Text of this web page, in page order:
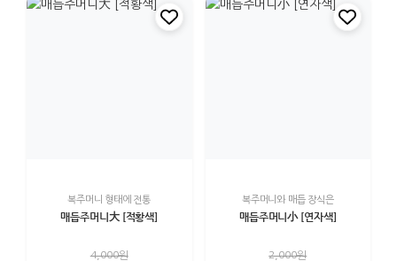
복주머니 형태에 전통
매듭주머니大 [적황색]
4,000원
복주머니와 매듭 장식은
매듭주머니小 [연자색]
2,000원